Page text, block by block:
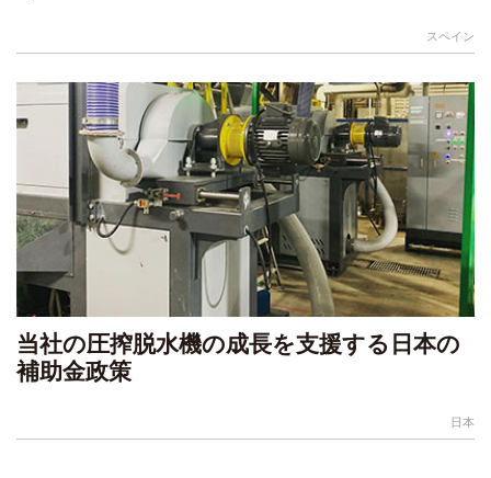
スペイン
当社の圧搾脱水機の成長を支援する日本の
補助金政策
日本